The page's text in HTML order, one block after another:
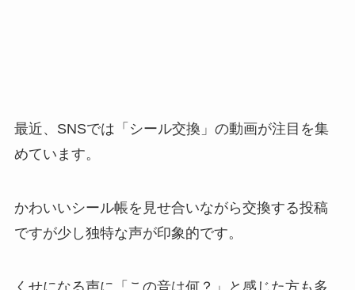
最近、SNSでは「シール交換」の動画が注目を集
めています。
かわいいシール帳を見せ合いながら交換する投稿
ですが少し独特な声が印象的です。
くせになる声に「この音は何？」と感じた方も多